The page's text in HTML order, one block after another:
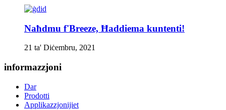
Naħdmu f'Breeze, Ħaddiema kuntenti!
21 ta' Diċembru, 2021
informazzjoni
Dar
Prodotti
Applikazzjonijiet